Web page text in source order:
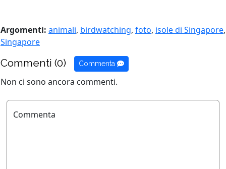
Argomenti: animali, birdwatching, foto, isole di Singapore,
Singapore
Commenti (0) Commenta
Non ci sono ancora commenti.
Commenta